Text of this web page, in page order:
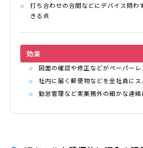
打ち合わせの合間などにデバイス問わ
きる点
効果
図面の確認や修正などがペーパーレ
社内に届く郵便物などを全社員にス
勤怠管理など実業務外の細かな連絡